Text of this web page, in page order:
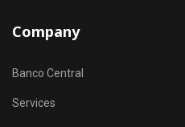
Company
Banco Central
Services